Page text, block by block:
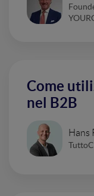
Come
nel B2B
Hans